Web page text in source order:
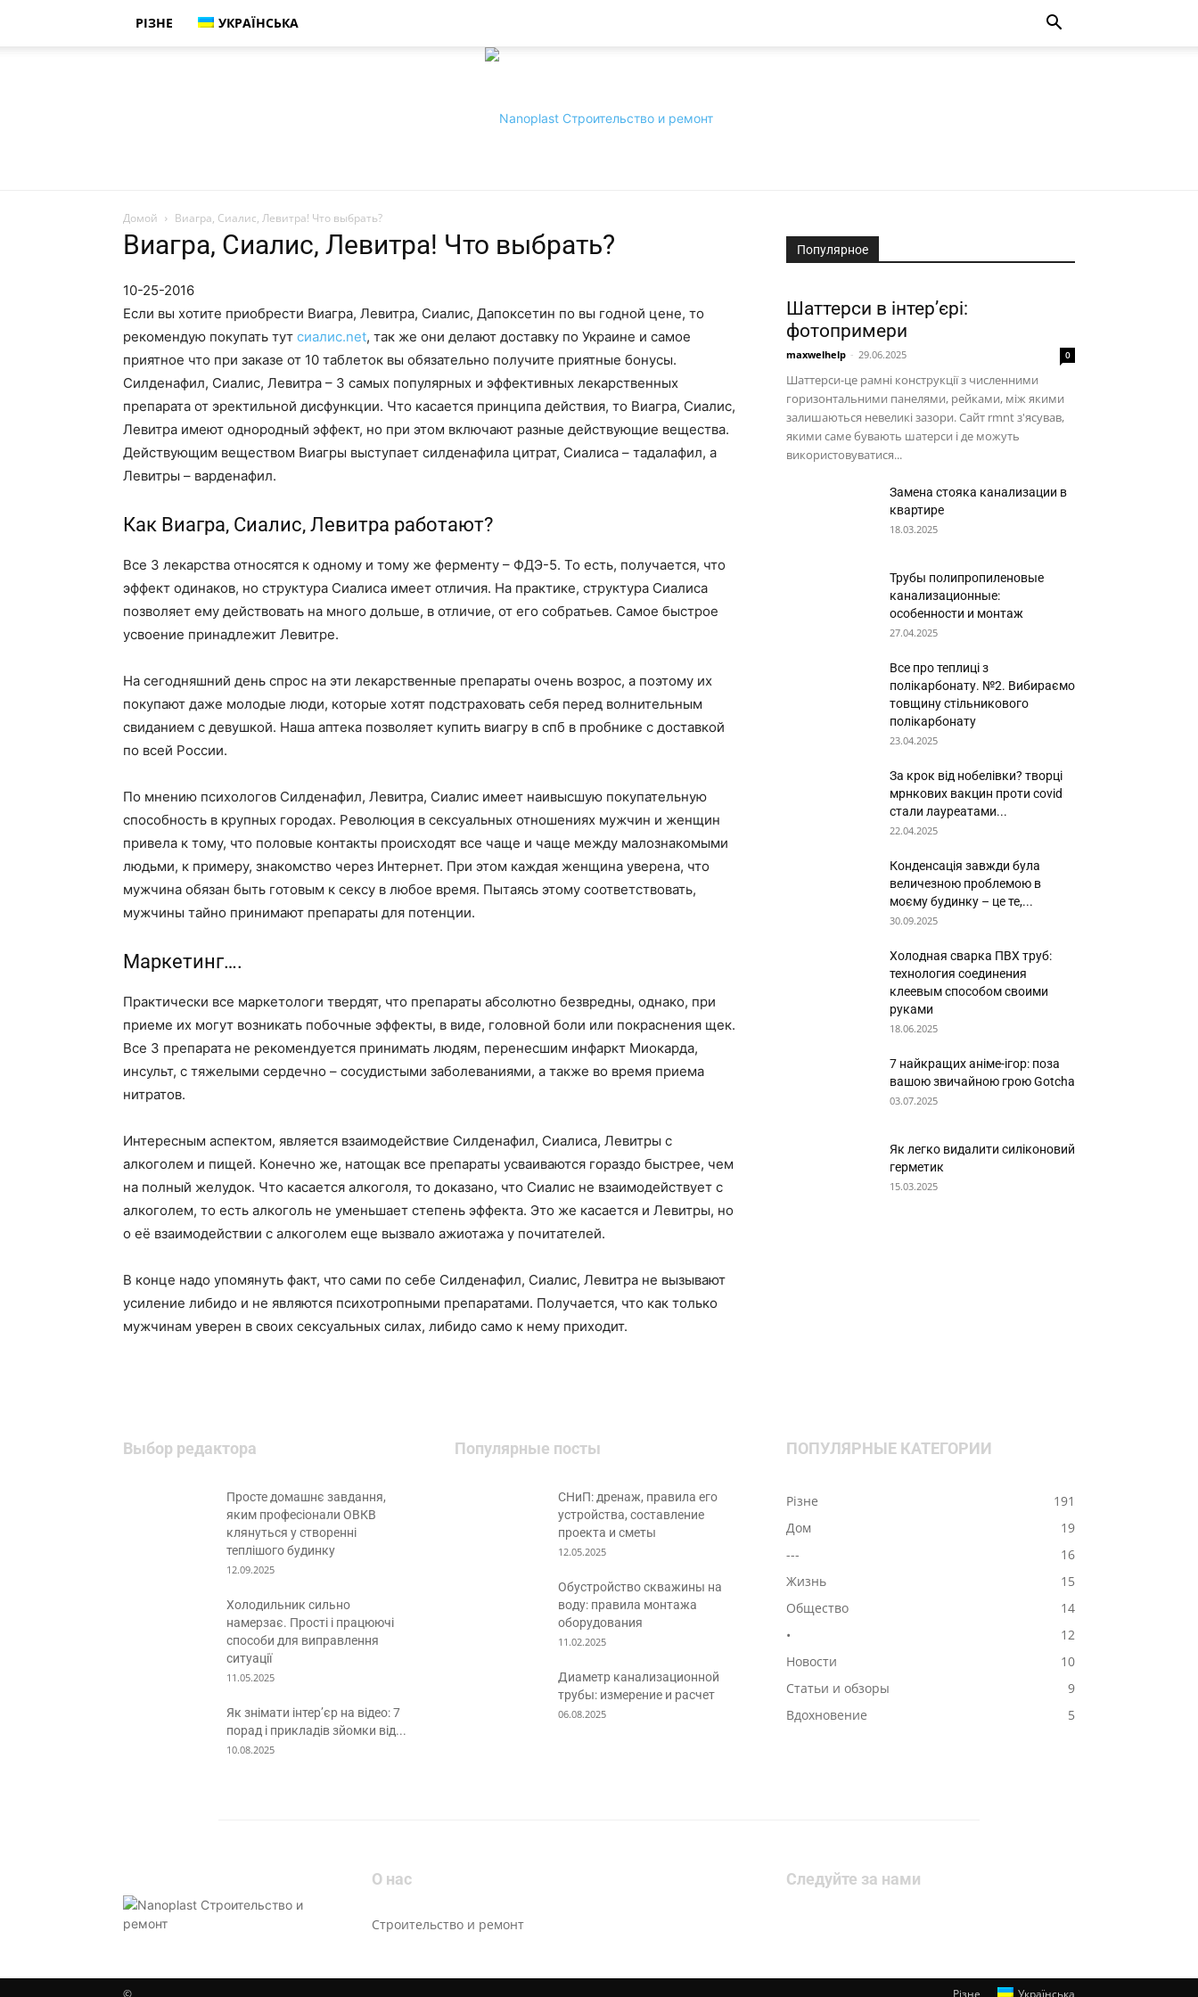
РІЗНЕ УКРАЇНСЬКА
Домой Виагра, Сиалис, Левитра! Что выбрать?
Виагра, Сиалис, Левитра! Что выбрать?
10-25-2016
Если вы хотите приобрести Виагра, Левитра, Сиалис, Дапоксетин по вы годной цене, то
рекомендую покупать тут сиалис.net, так же они делают доставку по Украине и самое
приятное что при заказе от 10 таблеток вы обязательно получите приятные бонусы.
Силденафил, Сиалис, Левитра – 3 самых популярных и эффективных лекарственных
препарата от эректильной дисфункции. Что касается принципа действия, то Виагра, Сиалис,
Левитра имеют однородный эффект, но при этом включают разные действующие вещества.
Действующим веществом Виагры выступает силденафила цитрат, Сиалиса – тадалафил, а
Левитры – варденафил.
Как Виагра, Сиалис, Левитра работают?
Все 3 лекарства относятся к одному и тому же ферменту – ФДЭ-5. То есть, получается, что
эффект одинаков, но структура Сиалиса имеет отличия. На практике, структура Сиалиса
позволяет ему действовать на много дольше, в отличие, от его собратьев. Самое быстрое
усвоение принадлежит Левитре.
На сегодняшний день спрос на эти лекарственные препараты очень возрос, а поэтому их
покупают даже молодые люди, которые хотят подстраховать себя перед волнительным
свиданием с девушкой. Наша аптека позволяет купить виагру в спб в пробнике с доставкой
по всей России.
По мнению психологов Силденафил, Левитра, Сиалис имеет наивысшую покупательную
способность в крупных городах. Революция в сексуальных отношениях мужчин и женщин
привела к тому, что половые контакты происходят все чаще и чаще между малознакомыми
людьми, к примеру, знакомство через Интернет. При этом каждая женщина уверена, что
мужчина обязан быть готовым к сексу в любое время. Пытаясь этому соответствовать,
мужчины тайно принимают препараты для потенции.
Маркетинг….
Практически все маркетологи твердят, что препараты абсолютно безвредны, однако, при
приеме их могут возникать побочные эффекты, в виде, головной боли или покраснения щек.
Все 3 препарата не рекомендуется принимать людям, перенесшим инфаркт Миокарда,
инсульт, с тяжелыми сердечно – сосудистыми заболеваниями, а также во время приема
нитратов.
Интересным аспектом, является взаимодействие Силденафил, Сиалиса, Левитры с
алкоголем и пищей. Конечно же, натощак все препараты усваиваются гораздо быстрее, чем
на полный желудок. Что касается алкоголя, то доказано, что Сиалис не взаимодействует с
алкоголем, то есть алкоголь не уменьшает степень эффекта. Это же касается и Левитры, но
о её взаимодействии с алкоголем еще вызвало ажиотажа у почитателей.
В конце надо упомянуть факт, что сами по себе Силденафил, Сиалис, Левитра не вызывают
усиление либидо и не являются психотропными препаратами. Получается, что как только
мужчинам уверен в своих сексуальных силах, либидо само к нему приходит.
Популярное
Шаттерси в інтер’єрі:
фотопримери
maxwelhelp - 29.06.2025 0
Шаттерси-це рамні конструкції з численними
горизонтальними панелями, рейками, між якими
залишаються невеликі зазори. Сайт rmnt з'ясував,
якими саме бувають шатерси і де можуть
використовуватися...
Замена стояка канализации в
квартире
18.03.2025
Трубы полипропиленовые
канализационные:
особенности и монтаж
27.04.2025
Все про теплиці з
полікарбонату. №2. Вибираємо
товщину стільникового
полікарбонату
23.04.2025
За крок від нобелівки? творці
мрнкових вакцин проти covid
стали лауреатами...
22.04.2025
Конденсація завжди була
величезною проблемою в
моєму будинку – це те,...
30.09.2025
Холодная сварка ПВХ труб:
технология соединения
клеевым способом своими
руками
18.06.2025
7 найкращих аніме-ігор: поза
вашою звичайною грою Gotcha
03.07.2025
Як легко видалити силіконовий
герметик
15.03.2025
Выбор редактора
Просте домашнє завдання,
яким професіонали ОВКВ
клянуться у створенні
теплішого будинку
12.09.2025
Холодильник сильно
намерзає. Прості і працюючі
способи для виправлення
ситуації
11.05.2025
Як знімати інтер’єр на відео: 7
порад і прикладів зйомки від...
10.08.2025
Популярные посты
СНиП: дренаж, правила его
устройства, составление
проекта и сметы
12.05.2025
Обустройство скважины на
воду: правила монтажа
оборудования
11.02.2025
Диаметр канализационной
трубы: измерение и расчет
06.08.2025
ПОПУЛЯРНЫЕ КАТЕГОРИИ
Різне
191
Дом
19
---
16
Жизнь
15
Общество
14
•
12
Новости
10
Статьи и обзоры
9
Вдохновение
5
О нас
Строительство и ремонт
Следуйте за нами